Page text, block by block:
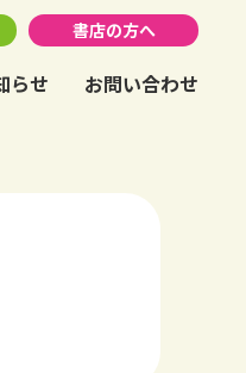
書店の方へ
らせ お問い合わせ